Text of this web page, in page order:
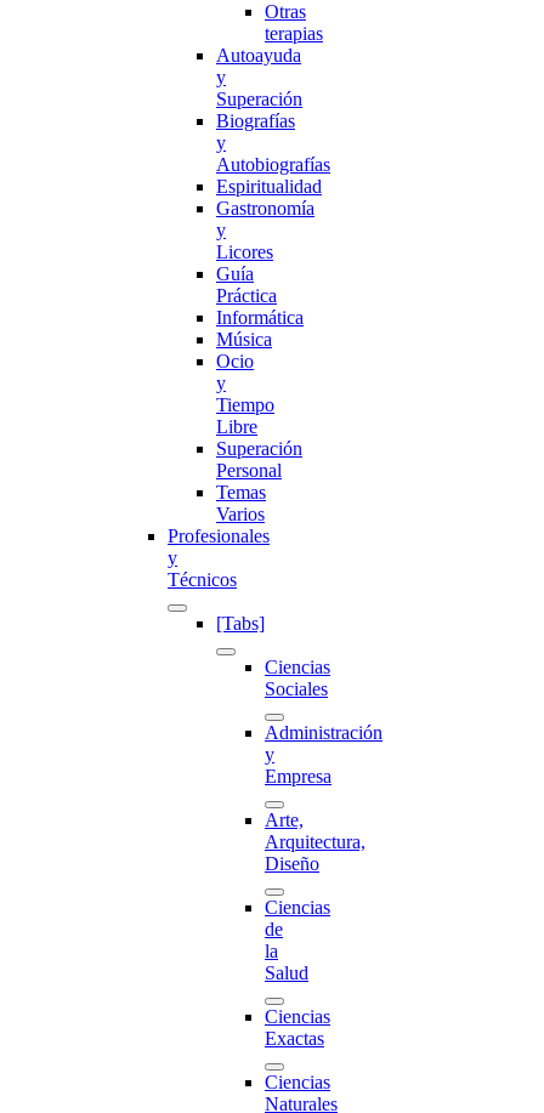
Otras
terapias
Autoayuda
y
Superación
Biografías
y
Autobiografías
Espiritualidad
Gastronomía
y
Licores
Guía
Práctica
Informática
Música
Ocio
y
Tiempo
Libre
Superación
Personal
Temas
Varios
Profesionales
y
Técnicos
[Tabs]
Ciencias
Sociales
Administración
y
Empresa
Arte,
Arquitectura,
Diseño
Ciencias
de
la
Salud
Ciencias
Exactas
Ciencias
Naturales